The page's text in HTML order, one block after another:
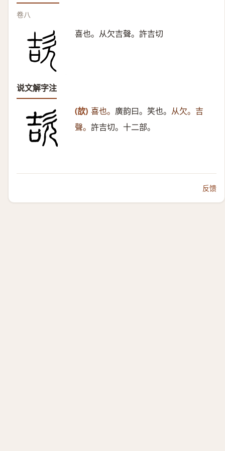
卷八
喜也。从欠吉聲。許吉切
说文解字注
(欯) 喜也。 廣韵曰。笑也。 从欠。吉
聲。 許吉切。十二部。
反馈